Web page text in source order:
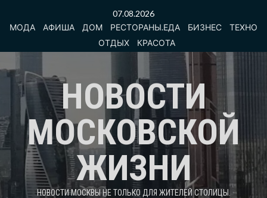
07.08.2026
МОДА
АФИША ДОМ РЕСТОРАНЫ.ЕДА БИЗНЕС
ТЕХНО
ОТДЫХ
КРАСОТА
НОВОСТИ
МОСКОВСКОЙ
ЖИЗНИ
НОВОСТИ МОСКВЫ НЕ ТОЛЬКО ДЛЯ ЖИТЕЛЕЙ СТОЛИЦЫ.